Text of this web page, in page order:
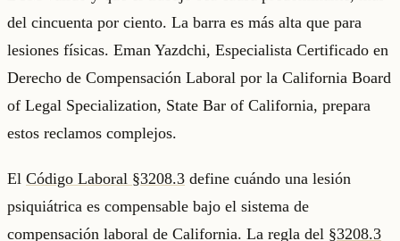
del cincuenta por ciento. La barra es más alta que para
lesiones físicas. Eman Yazdchi, Especialista Certificado en
Derecho de Compensación Laboral por la California Board
of Legal Specialization, State Bar of California, prepara
estos reclamos complejos.
El Código Laboral §3208.3 define cuándo una lesión
psiquiátrica es compensable bajo el sistema de
compensación laboral de California. La regla del §3208.3